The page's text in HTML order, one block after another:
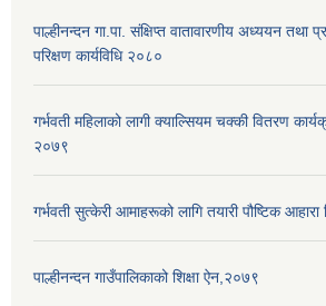
पाल्हीनन्दन गा.पा. संक्षिप्त वातावारणीय अध्ययन तथा
परिक्षण कार्यविधि २०८०
गर्भवती महिलाको लागी क्याल्सियम चक्की वितरण
२०७९
गर्भवती सुत्केरी आमाहरूको लागि तयारी पौष्टिक
पाल्हीनन्दन गाउँपालिकाको शिक्षा ऐन,२०७९